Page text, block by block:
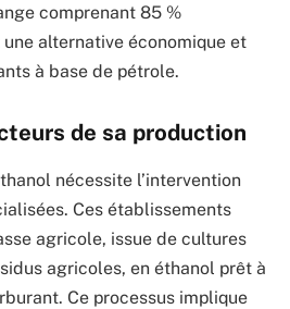
comprenant 85 %
alternative économique et
à base de pétrole.
de sa production
nécessite l’intervention
Ces établissements
agricole, issue de cultures
agricoles, en éthanol prêt à
Ce processus implique